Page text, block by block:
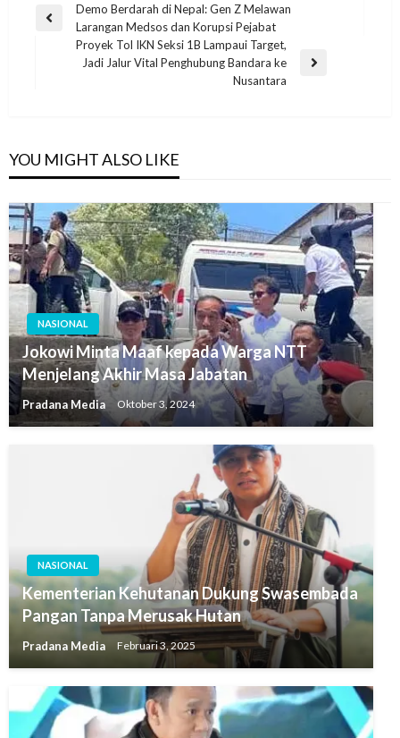
Demo Berdarah di Nepal: Gen Z Melawan
Larangan Medsos dan Korupsi Pejabat
Proyek Tol IKN Seksi 1B Lampaui Target,
Jadi Jalur Vital Penghubung Bandara ke
Nusantara
YOU MIGHT ALSO LIKE
NASIONAL
Jokowi Minta Maaf kepada Warga NTT
Menjelang Akhir Masa Jabatan
Pradana Media Oktober 3, 2024
NASIONAL
Kementerian Kehutanan Dukung Swasembada
Pangan Tanpa Merusak Hutan
Pradana Media Februari 3, 2025